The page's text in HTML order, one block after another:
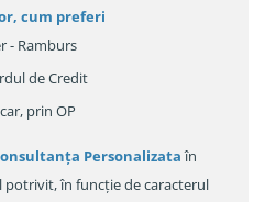
, cum preferi
- Ramburs
de Credit
prin OP
Personalizataîn
potrivit, în funcție de caracterul